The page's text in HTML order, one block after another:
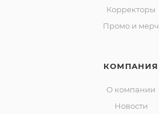
Корректоры
Промо и мерч
КОМПАНИЯ
О компании
Новости